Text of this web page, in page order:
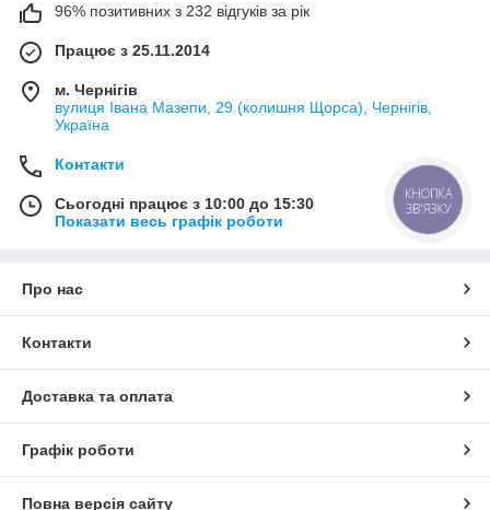
96% позитивних з 232 відгуків за рік
Працює з 25.11.2014
м. Чернігів
вулиця Івана Мазепи, 29 (колишня Щорса), Чернігів,
Україна
Контакти
Сьогодні працює з 10:00 до 15:30
Показати весь графік роботи
Про нас
Контакти
Доставка та оплата
Графік роботи
Повна версія сайту
КНОПКА
ЗВ'ЯЗКУ